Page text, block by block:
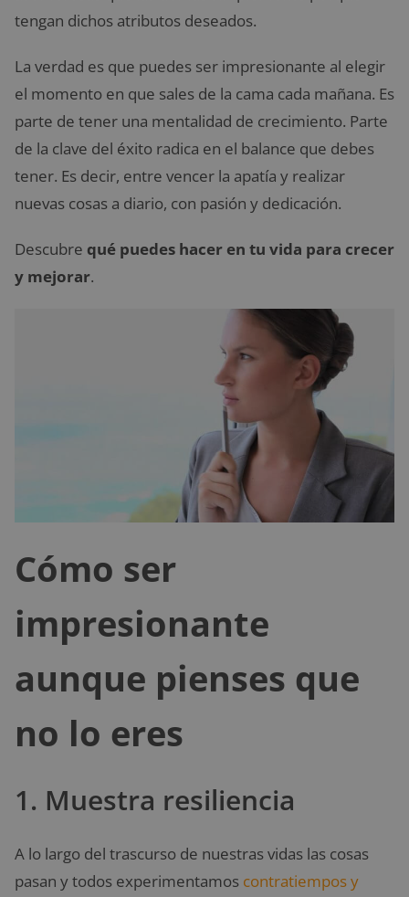
tengan dichos atributos deseados.
La verdad es que puedes ser impresionante al elegir
el momento en que sales de la cama cada mañana. Es
parte de tener una mentalidad de crecimiento. Parte
de la clave del éxito radica en el balance que debes
tener. Es decir, entre vencer la apatía y realizar
nuevas cosas a diario, con pasión y dedicación.
Descubre qué puedes hacer en tu vida para crecer
y mejorar.
Cómo ser
impresionante
aunque pienses que
no lo eres
1. Muestra resiliencia
A lo largo del trascurso de nuestras vidas las cosas
pasan y todos experimentamos contratiempos y